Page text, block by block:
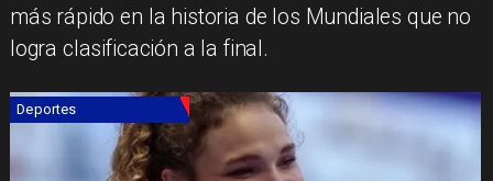
más rápido en la historia de los Mundiales que no
logra clasificación a la final.
Deportes